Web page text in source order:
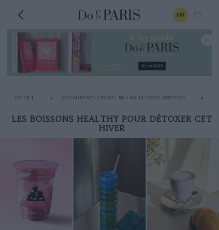
FR
ACCUEIL RESTAURANTS À PARIS : NOS MEILLEURES ADRESSES
LES BOISSONS HEALTHY POUR DÉTOXER CET
HIVER